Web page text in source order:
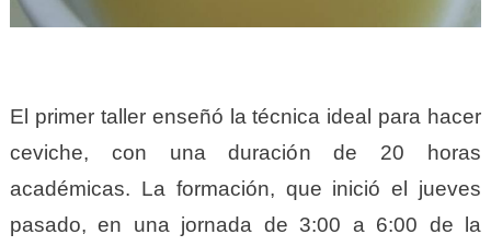
El primer taller enseñó la técnica ideal para hacer
ceviche, con una duración de 20 horas
académicas. La formación, que inició el jueves
pasado, en una jornada de 3:00 a 6:00 de la